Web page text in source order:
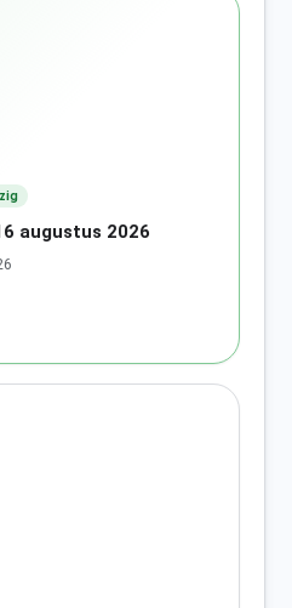
augustus 2026